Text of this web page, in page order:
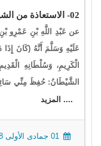
02- الاستعاذة من الشيطان عند دخول المسجد
عن عَبْدِ اللَّهِ بْنِ عَمْرِو
عَلَيْهِ وَسَلَّمَ أَنَّهُ (كَانَ
الْكَرِيمِ، وَسُلْطَانِهِ
الشَّيْطَانُ: حُفِظَ مِنِّي سَائِرَ الْيَوْمِ)
.... المزيد